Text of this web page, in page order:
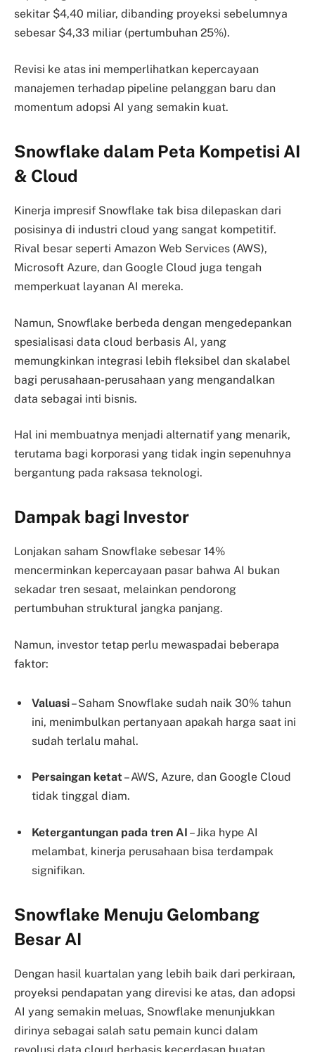
sekitar $4,40 miliar, dibanding proyeksi sebelumnya
sebesar $4,33 miliar (pertumbuhan 25%).
Revisi ke atas ini memperlihatkan kepercayaan
manajemen terhadap pipeline pelanggan baru dan
momentum adopsi AI yang semakin kuat.
Snowflake dalam Peta Kompetisi AI
& Cloud
Kinerja impresif Snowflake tak bisa dilepaskan dari
posisinya di industri cloud yang sangat kompetitif.
Rival besar seperti Amazon Web Services (AWS),
Microsoft Azure, dan Google Cloud juga tengah
memperkuat layanan AI mereka.
Namun, Snowflake berbeda dengan mengedepankan
spesialisasi data cloud berbasis AI, yang
memungkinkan integrasi lebih fleksibel dan skalabel
bagi perusahaan-perusahaan yang mengandalkan
data sebagai inti bisnis.
Hal ini membuatnya menjadi alternatif yang menarik,
terutama bagi korporasi yang tidak ingin sepenuhnya
bergantung pada raksasa teknologi.
Dampak bagi Investor
Lonjakan saham Snowflake sebesar 14%
mencerminkan kepercayaan pasar bahwa AI bukan
sekadar tren sesaat, melainkan pendorong
pertumbuhan struktural jangka panjang.
Namun, investor tetap perlu mewaspadai beberapa
faktor:
Valuasi– Saham Snowflake sudah naik 30% tahun
ini, menimbulkan pertanyaan apakah harga saat ini
sudah terlalu mahal.
Persaingan ketat – AWS, Azure, dan Google Cloud
tidak tinggal diam.
Ketergantungan pada tren AI – Jika hype AI
melambat, kinerja perusahaan bisa terdampak
signifikan.
Snowflake Menuju Gelombang
Besar AI
Dengan hasil kuartalan yang lebih baik dari perkiraan,
proyeksi pendapatan yang direvisi ke atas, dan adopsi
AI yang semakin meluas, Snowflake menunjukkan
dirinya sebagai salah satu pemain kunci dalam